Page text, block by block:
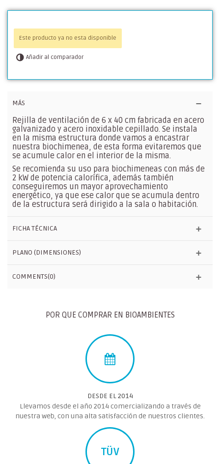
Este producto ya no esta disponible
Añadir al comparador
MÁS
Rejilla de ventilación de 6 x 40 cm fabricada en acero
galvanizado y acero inoxidable cepillado. Se instala
en la misma estructura donde vamos a encastrar
nuestra biochimenea, de esta forma evitaremos que
se acumule calor en el interior de la misma.
Se recomienda su uso para biochimeneas con más de
2 kW de potencia calorífica, además también
conseguiremos un mayor aprovechamiento
energético, ya que ese calor que se acumula dentro
de la estructura será dirigido a la sala o habitación.
FICHA TÉCNICA
PLANO (DIMENSIONES)
COMMENTS(0)
POR QUE COMPRAR EN BIOAMBIENTES
DESDE EL 2014
Llevamos desde el año 2014 comercializando a través de
nuestra web, con una alta satisfacción de nuestros clientes.
TÜV